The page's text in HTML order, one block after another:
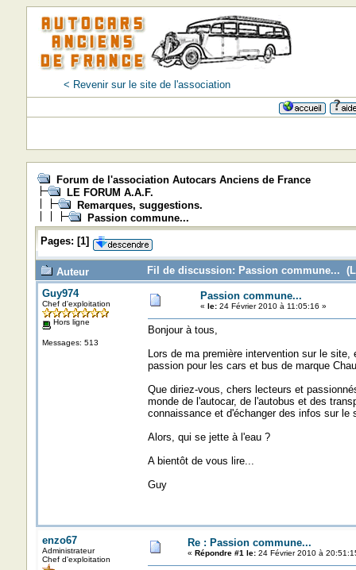
< Revenir sur le site de l'association
Forum de l'association Autocars Anciens de France
LE FORUM A.A.F.
Remarques, suggestions.
Passion commune...
Pages: [1]
Auteur
Fil de discussion: Passion commune...
Guy974
Chef d'exploitation
Hors ligne
Messages: 513
Passion commune...
« le:24 Février 2010 à 11:05:16 »
Bonjour à tous,
Lors de ma première intervention sur le
passion pour les cars et bus de marque
Que diriez-vous, chers lecteurs et
monde de l'autocar, de l'autobus et des
connaissance et d'échanger des infos sur le
Alors, qui se jette à l'eau ?
A bientôt de vous lire...
Guy
enzo67
Administrateur
Chef d'exploitation
Re : Passion commune...
« Répondre #1 le:24 Février 2010 à